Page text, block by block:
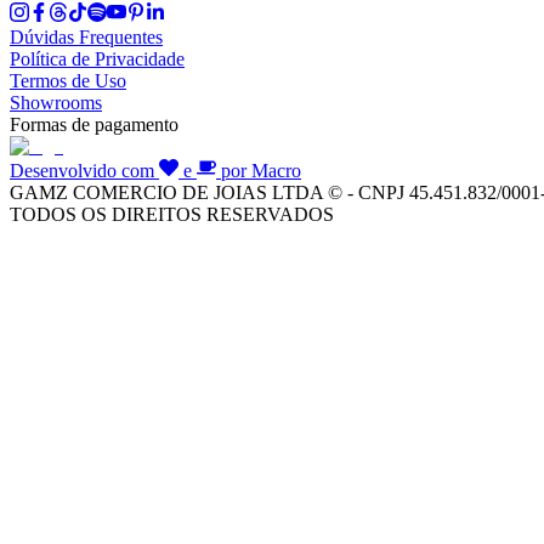
Dúvidas Frequentes
Política de Privacidade
Termos de Uso
Showrooms
Formas de pagamento
Desenvolvido com e
por Macro
GAMZ COMERCIO DE JOIAS LTDA © - CNPJ 45.451.832/
TODOS OS DIREITOS RESERVADOS